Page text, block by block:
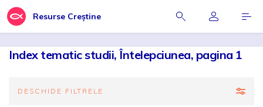
Resurse Creștine
Index tematic studii, Întelepciunea, pagina 1
DESCHIDE FILTRELE